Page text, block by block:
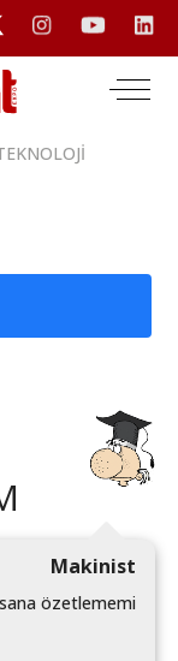
Makinist
sana özetlememi